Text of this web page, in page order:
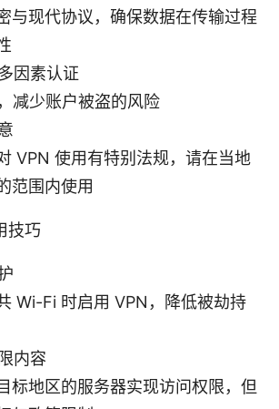
与现代协议，确保数据在传输过程
因素认证
减少账户被盗的风险
VPN 使用有特别法规，请在当地
范围内使用
技巧
Wi-Fi 时启用 VPN，降低被劫持
内容
标地区的服务器实现访问权限，但